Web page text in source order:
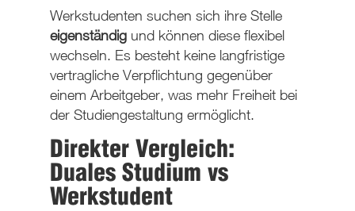
Werkstudenten suchen sich ihre Stelle
eigenständigund können diese flexibel
wechseln. Es besteht keine langfristige
vertragliche Verpflichtung gegenüber
einem Arbeitgeber, was mehr Freiheit bei
der Studiengestaltung ermöglicht.
Direkter Vergleich:
Duales Studium vs
Werkstudent